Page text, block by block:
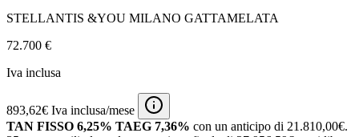
STELLANTIS &YOU MILANO GATTAMELATA
72.700 €
Iva inclusa
893,62€ Iva inclusa/mese
TAN FISSO 6,25% TAEG 7,36% con un anticipo di 21.810,00€.